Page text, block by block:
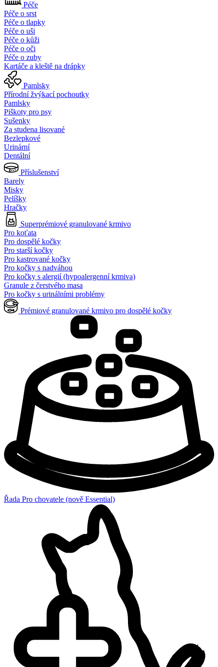
Péče
Péče o srst
Péče o tlapky
Péče o uši
Péče o kůži
Péče o oči
Péče o zuby
Kartáče a kleště na drápky
Pamlsky
Přírodní žvýkací pochoutky
Pamlsky
Piškoty pro psy
Sušenky
Za studena lisované
Bezlepkové
Urinární
Dentální
Příslušenství
Barely
Misky
Pelíšky
Hračky
Superprémiové granulované krmivo
Pro koťata
Pro dospělé kočky
Pro starší kočky
Pro kastrované kočky
Pro kočky s nadváhou
Pro kočky s alergií (hypoalergenní krmiva)
Granule z čerstvého masa
Pro kočky s urinálními problémy
Prémiové granulované krmivo pro dospělé kočky
Řada Pro chovatele (nově Essential)